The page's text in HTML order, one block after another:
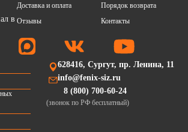
Доставка и оплата
Порядок возврата
Отзывы
Контакты
628416, Сургут, пр. Ленина, 11
info@fenix-siz.ru
8 (800) 700-60-24
(звонок по РФ бесплатный)